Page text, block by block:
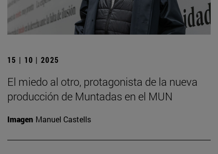
15 | 10 | 2025
El miedo al otro, protagonista de la nueva
producción de Muntadas en el MUN
Imagen Manuel Castells